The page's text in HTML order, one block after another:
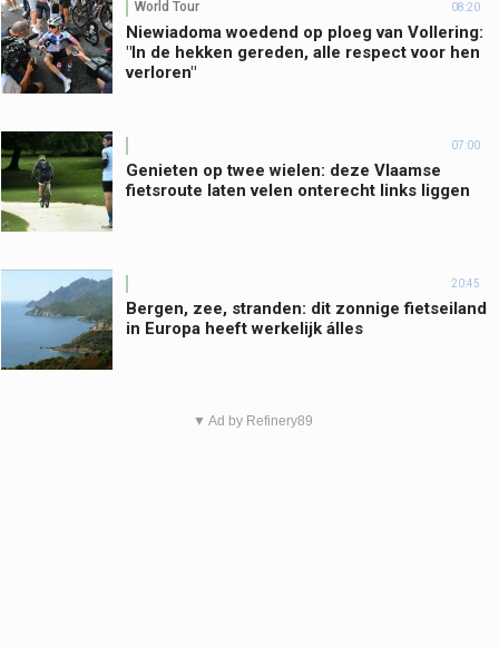
World Tour 08:20
Niewiadoma woedend op ploeg van Vollering:
"In de hekken gereden, alle respect voor hen
verloren"
07:00
Genieten op twee wielen: deze Vlaamse
fietsroute laten velen onterecht links liggen
20:45
Bergen, zee, stranden: dit zonnige fietseiland
in Europa heeft werkelijk álles
▼ Ad by Refinery89